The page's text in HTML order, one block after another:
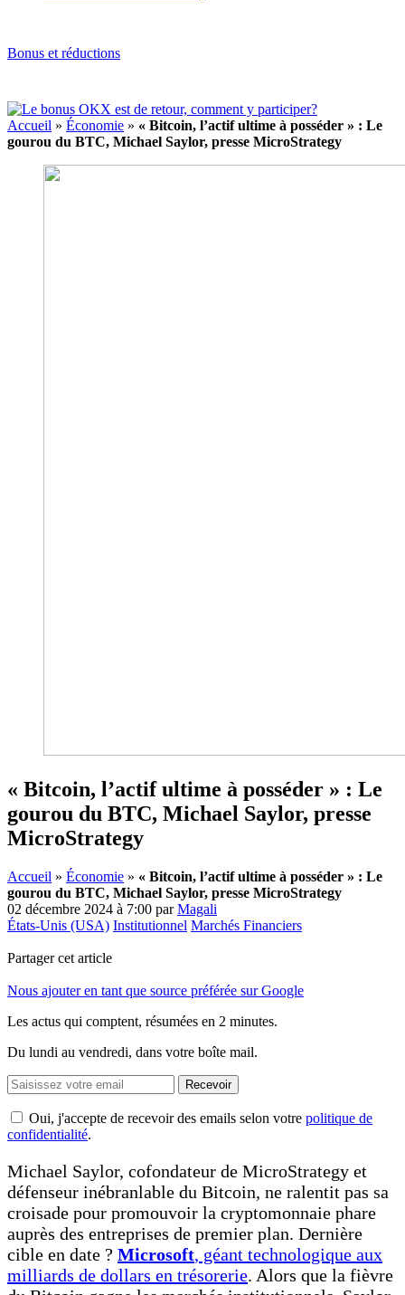
Bonus et réductions
Accueil » Économie » « Bitcoin, l’actif ultime à posséder » : Le
gourou du BTC, Michael Saylor, presse MicroStrategy
« Bitcoin, l’actif ultime à posséder » : Le
gourou du BTC, Michael Saylor, presse
MicroStrategy
Accueil » Économie » « Bitcoin, l’actif ultime à posséder » : Le
gourou du BTC, Michael Saylor, presse MicroStrategy
02 décembre 2024 à 7:00 parMagali
États-Unis (USA) Institutionnel Marchés Financiers
Partager cet article
Nous ajouter en tant que source préférée sur Google
Les actus qui comptent, résumées en 2 minutes.
Du lundi au vendredi, dans votre boîte mail.
Recevoir
Oui, j'accepte de recevoir des emails selon votre politique de
confidentialité.
Michael Saylor, cofondateur de MicroStrategy et
défenseur inébranlable du Bitcoin, ne ralentit pas sa
croisade pour promouvoir la cryptomonnaie phare
auprès des entreprises de premier plan. Dernière
cible en date ? Microsoft, géant technologique aux
milliards de dollars en trésorerie. Alors que la fièvre